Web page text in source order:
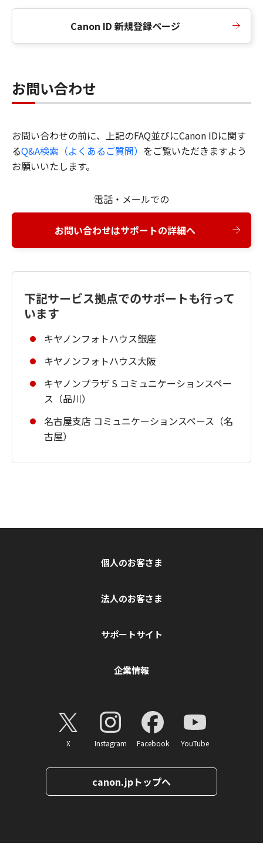
Canon ID 新規登録ページ
お問い合わせ
お問い合わせの前に、上記のFAQ並びにCanon IDに関す
るQ&A検索（よくあるご質問） をご覧いただきますよう
お願いいたします。
電話・メールでの
お問い合わせはサポートの詳細へ
下記サービス拠点でのサポートも行って
います
キヤノンフォトハウス銀座
キヤノンフォトハウス大阪
キヤノンプラザ S コミュニケーションスペー
ス（品川）
名古屋支店 コミュニケーションスペース（名
古屋）
個人のお客さま
法人のお客さま
サポートサイト
企業情報
X Instagram Facebook YouTube
canon.jpトップへ